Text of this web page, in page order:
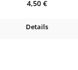
Regulärer Preis:
4,50 €
Details